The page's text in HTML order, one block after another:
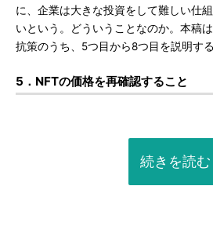
に、企業は大きな投資をして難しい仕
いという。どういうことなのか。本稿
抗策のうち、5つ目から8つ目を説明する
5．NFTの価格を再確認すること
続きを読む